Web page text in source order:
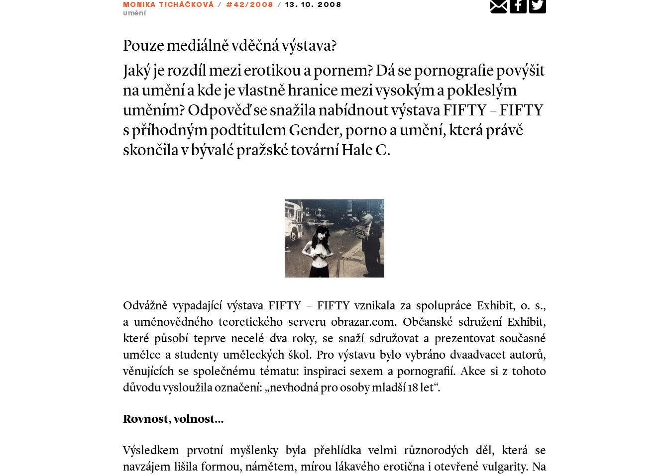
MONIKA TICHÁČKOVÁ / #42/2008 / 13. 10. 2008
umění
Pouze mediálně vděčná výstava?
Jaký je rozdíl mezi erotikou a pornem? Dá se pornografie povýšit
na umění a kde je vlastně hranice mezi vysokým a pokleslým
uměním? Odpověď se snažila nabídnout výstava FIFTY – FIFTY
s příhodným podtitulem Gender, porno a umění, která právě
skončila v bývalé pražské tovární Hale C.
Odvážně vypadající výstava FIFTY – FIFTY vznikala za spolupráce Exhibit, o. s.,
a uměnovědného teoretického serveru obrazar.com. Občanské sdružení Exhibit,
které působí teprve necelé dva roky, se snaží sdružovat a prezentovat současné
umělce a studenty uměleckých škol. Pro výstavu bylo vybráno dvaadvacet autorů,
věnujících se společnému tématu: inspiraci sexem a pornografií. Akce si z tohoto
důvodu vysloužila označení: „nevhodná pro osoby mladší 18 let“.
Rovnost, volnost…
Výsledkem prvotní myšlenky byla přehlídka velmi různorodých děl, která se
navzájem lišila formou, námětem, mírou lákavého erotična i otevřené vulgarity. Na